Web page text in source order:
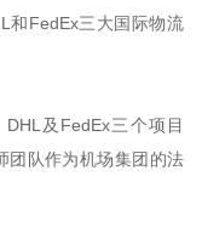
和FedEx三大国际物流
及FedEx三个项目
团队作为机场集团的法